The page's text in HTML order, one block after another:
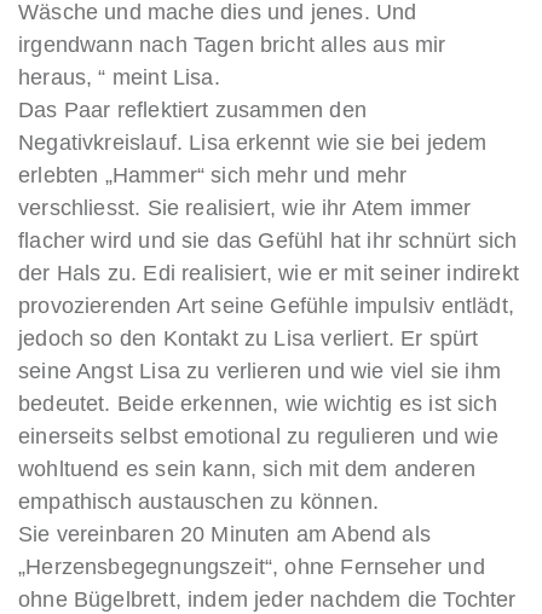
Wäsche und mache dies und jenes. Und
irgendwann nach Tagen bricht alles aus mir
heraus, “ meint Lisa.
Das Paar reflektiert zusammen den
Negativkreislauf. Lisa erkennt wie sie bei jedem
erlebten „Hammer“ sich mehr und mehr
verschliesst. Sie realisiert, wie ihr Atem immer
flacher wird und sie das Gefühl hat ihr schnürt sich
der Hals zu. Edi realisiert, wie er mit seiner indirekt
provozierenden Art seine Gefühle impulsiv entlädt,
jedoch so den Kontakt zu Lisa verliert. Er spürt
seine Angst Lisa zu verlieren und wie viel sie ihm
bedeutet. Beide erkennen, wie wichtig es ist sich
einerseits selbst emotional zu regulieren und wie
wohltuend es sein kann, sich mit dem anderen
empathisch austauschen zu können.
Sie vereinbaren 20 Minuten am Abend als
„Herzensbegegnungszeit“, ohne Fernseher und
ohne Bügelbrett, indem jeder nachdem die Tochter